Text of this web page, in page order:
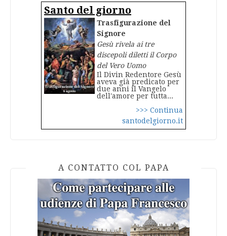
Santo del giorno
Trasfigurazione del
Signore
Gesù rivela ai tre
discepoli diletti il Corpo
del Vero Uomo
Il Divin Redentore Gesù
aveva già predicato per
due anni il Vangelo
dell'amore per tutta...
>>> Continua
santodelgiorno.it
A CONTATTO COL PAPA